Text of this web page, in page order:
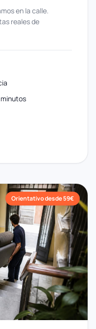
en la calle.
reales de
Orientativo desde 59€